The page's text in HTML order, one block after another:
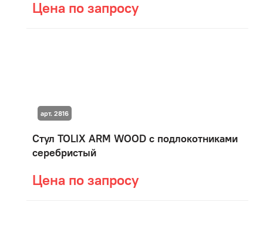
Цена по запросу
Стул TOLIX ARM WOOD с подлокотниками
серебристый
Цена по запросу
арт. 2816